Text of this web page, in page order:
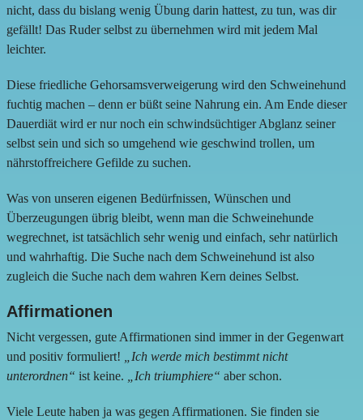
nicht, dass du bislang wenig Übung darin hattest, zu tun, was dir
gefällt! Das Ruder selbst zu übernehmen wird mit jedem Mal
leichter.
Diese friedliche Gehorsamsverweigerung wird den Schweinehund
fuchtig machen – denn er büßt seine Nahrung ein. Am Ende dieser
Dauerdiät wird er nur noch ein schwindsüchtiger Abglanz seiner
selbst sein und sich so umgehend wie geschwind trollen, um
nährstoffreichere Gefilde zu suchen.
Was von unseren eigenen Bedürfnissen, Wünschen und
Überzeugungen übrig bleibt, wenn man die Schweinehunde
wegrechnet, ist tatsächlich sehr wenig und einfach, sehr natürlich
und wahrhaftig. Die Suche nach dem Schweinehund ist also
zugleich die Suche nach dem wahren Kern deines Selbst.
Affirmationen
Nicht vergessen, gute Affirmationen sind immer in der Gegenwart
und positiv formuliert!
„Ich werde mich bestimmt nicht
unterordnen“ ist keine. „Ich triumphiere“ aber schon.
Viele Leute haben ja was gegen Affirmationen. Sie finden sie